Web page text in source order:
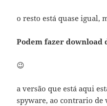
o resto está quase igual,
Podem fazer download
😉
a versão que está aqui
spyware, ao contrario de